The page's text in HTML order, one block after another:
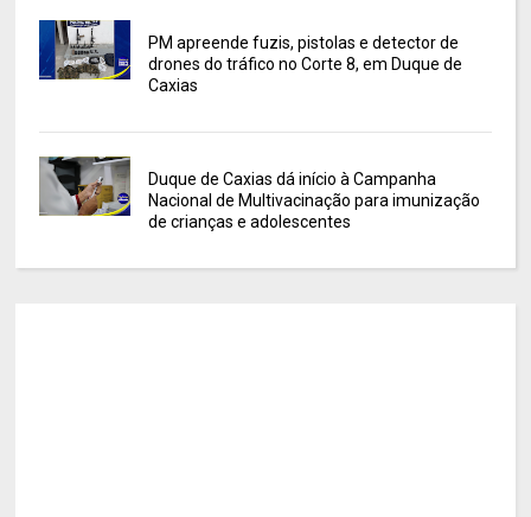
PM apreende fuzis, pistolas e detector de
drones do tráfico no Corte 8, em Duque de
Caxias
Duque de Caxias dá início à Campanha
Nacional de Multivacinação para imunização
de crianças e adolescentes